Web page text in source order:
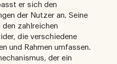
er sich den
der Nutzer an. Seine
zahlreichen
die verschiedene
und Rahmen umfassen.
der ein